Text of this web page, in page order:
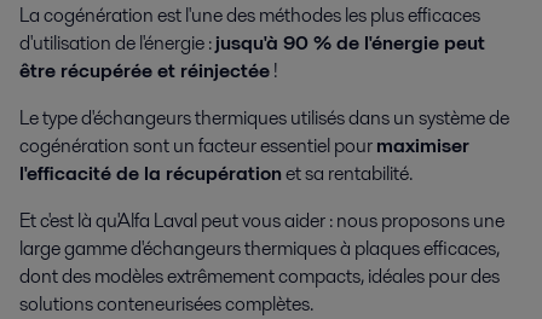
La cogénération est l'une des méthodes les plus efficaces
d'utilisation de l'énergie :jusqu'à 90 % de l'énergie peut
être récupérée et réinjectée!
Le type d'échangeurs thermiques utilisés dans un système de
cogénération sont un facteur essentiel pourmaximiser
l'efficacité de la récupérationet sa rentabilité.
Et c'est là qu'Alfa Laval peut vous aider : nous proposons une
large gamme d'échangeurs thermiques à plaques efficaces,
dont des modèles extrêmement compacts, idéales pour des
solutions conteneurisées complètes.